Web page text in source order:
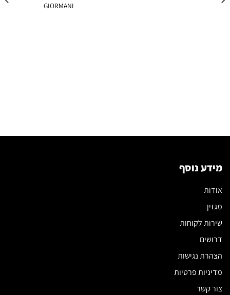
GIORMANI
מידע נוסף
אודות
מגזין
שירות לקוחות
דרושים
הצהרת נגישות
מדיניות פרטיות
צור קשר